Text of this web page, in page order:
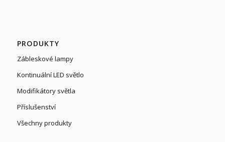
PRODUKTY
Zábleskové lampy
Kontinuální LED světlo
Modifikátory světla
Příslušenství
Všechny produkty